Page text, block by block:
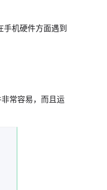
机硬件方面遇到
常容易，而且运